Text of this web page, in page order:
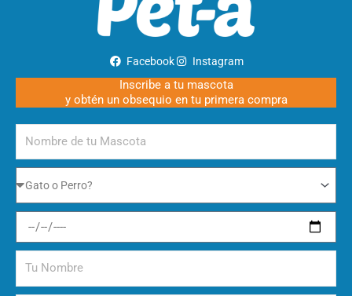
Facebook Instagram
Inscribe a tu mascota
y obtén un obsequio en tu primera compra
de
tu
Mascota
Perro
nacimiento
Nombre